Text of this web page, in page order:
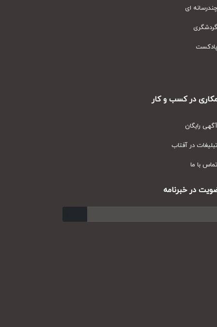
ای
در کسب و کار
رایگان
در آفتاب
با ما
در خبرنامه